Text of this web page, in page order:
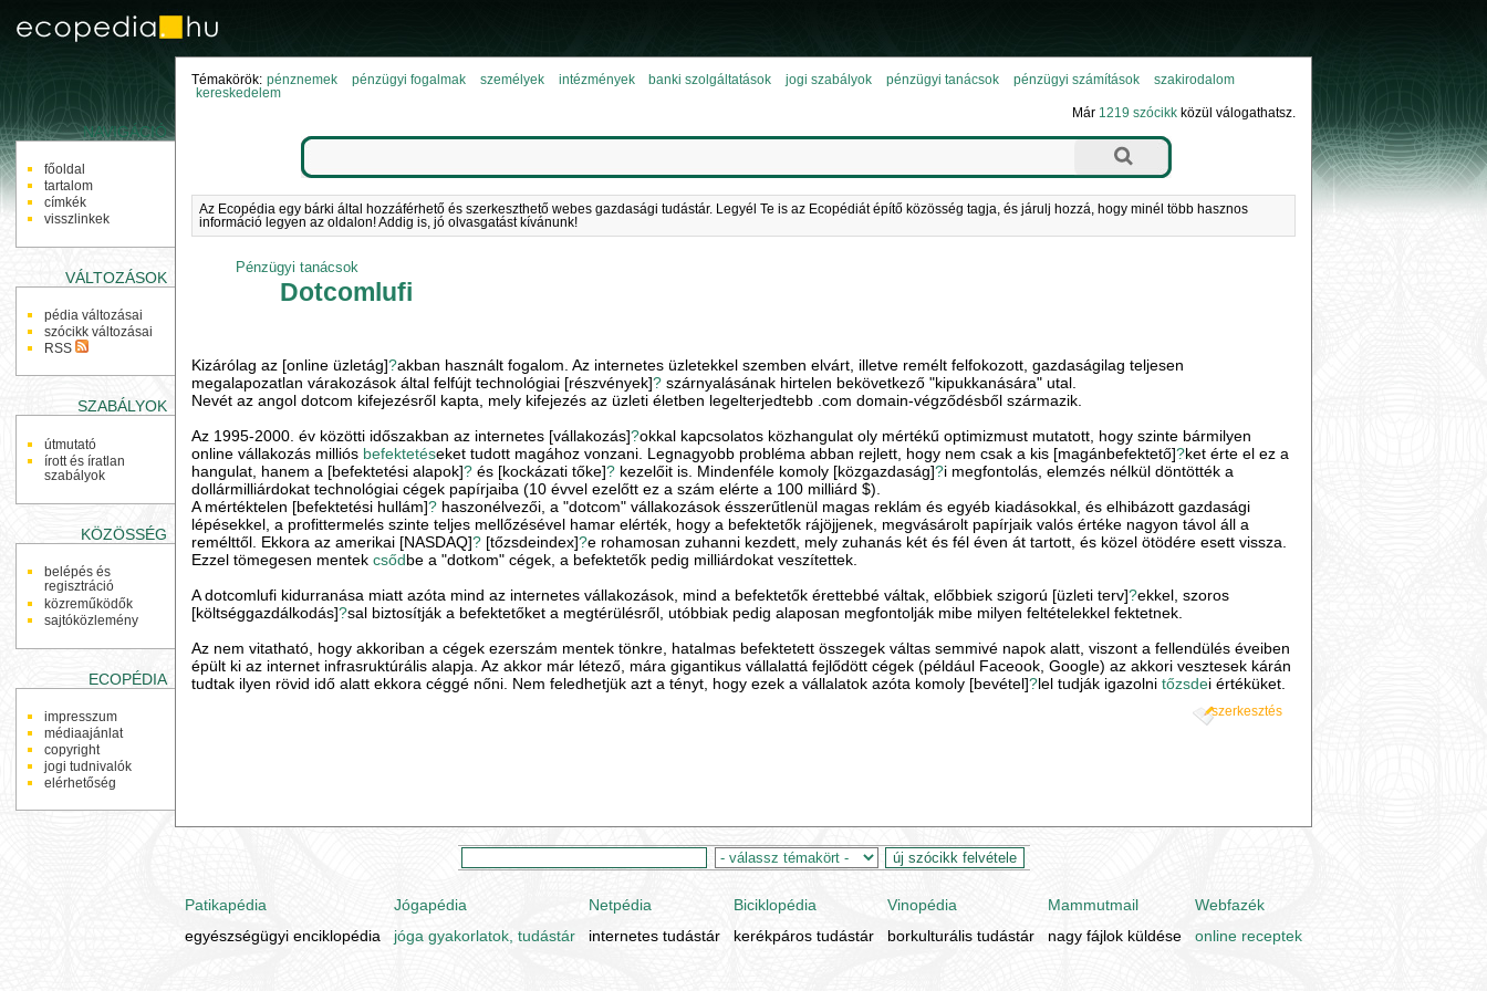
NAVIGÁCIÓ
főoldal
tartalom
címkék
visszlinkek
VÁLTOZÁSOK
pédia változásai
szócikk változásai
RSS
SZABÁLYOK
útmutató
írott és íratlan
szabályok
KÖZÖSSÉG
belépés és
regisztráció
közreműködők
sajtóközlemény
ECOPÉDIA
impresszum
médiaajánlat
copyright
jogi tudnivalók
elérhetőség
Témakörök: pénznemek pénzügyi fogalmak személyek intézmények banki szolgáltatások jogi szabályok pénzügyi tanácsok pénzügyi számítások
szakirodalom
kereskedelem
Már 1219 szócikkközül válogathatsz.
Az Ecopédia egy bárki által hozzáférhető és szerkeszthető webes gazdasági tudástár. Legyél Te is az Ecopédiát építő közösség tagja, és járulj hozzá, hogy minél több hasznos
információ legyen az oldalon! Addig is, jó olvasgatást kívánunk!
Pénzügyi tanácsok
Dotcomlufi
Kizárólag az [online üzletág]?akban használt fogalom. Az internetes üzletekkel szemben elvárt, illetve remélt felfokozott, gazdaságilag teljesen
megalapozatlan várakozások által felfújt technológiai [részvények]? szárnyalásának hirtelen bekövetkező "kipukkanására" utal.
Nevét az angol dotcom kifejezésről kapta, mely kifejezés az üzleti életben legelterjedtebb .com domain-végződésből származik.
Az 1995-2000. év közötti időszakban az internetes [vállakozás]?okkal kapcsolatos közhangulat oly mértékű optimizmust mutatott, hogy szinte bármilyen
online vállakozás milliós befektetéseket tudott magához vonzani. Legnagyobb probléma abban rejlett, hogy nem csak a kis [magánbefektető]?ket érte el ez a
hangulat, hanem a [befektetési alapok]? és [kockázati tőke]? kezelőit is. Mindenféle komoly [közgazdaság]?i megfontolás, elemzés nélkül döntötték a
dollármilliárdokat technológiai cégek papírjaiba (10 évvel ezelőtt ez a szám elérte a 100 milliárd $).
A mértéktelen [befektetési hullám]? haszonélvezői, a "dotcom" vállakozások ésszerűtlenül magas reklám és egyéb kiadásokkal, és elhibázott gazdasági
lépésekkel, a profittermelés szinte teljes mellőzésével hamar elérték, hogy a befektetők rájöjjenek, megvásárolt papírjaik valós értéke nagyon távol áll a
remélttől. Ekkora az amerikai [NASDAQ]? [tőzsdeindex]?e rohamosan zuhanni kezdett, mely zuhanás két és fél éven át tartott, és közel ötödére esett vissza.
Ezzel tömegesen mentekcsődbe a "dotkom" cégek, a befektetők pedig milliárdokat veszítettek.
A dotcomlufi kidurranása miatt azóta mind az internetes vállakozások, mind a befektetők érettebbé váltak, előbbiek szigorú [üzleti terv]?ekkel, szoros
[költséggazdálkodás]?sal biztosítják a befektetőket a megtérülésről, utóbbiak pedig alaposan megfontolják mibe milyen feltételekkel fektetnek.
Az nem vitatható, hogy akkoriban a cégek ezerszám mentek tönkre, hatalmas befektetett összegek váltas semmivé napok alatt, viszont a fellendülés éveiben
épült ki az internet infrasruktúrális alapja. Az akkor már létező, mára gigantikus vállalattá fejlődött cégek (például Faceook, Google) az akkori vesztesek kárán
tudtak ilyen rövid idő alatt ekkora céggé nőni. Nem feledhetjük azt a tényt, hogy ezek a vállalatok azóta komoly [bevétel]?lel tudják igazolnitőzsdei értéküket.
szerkesztés
Patikapédia Jógapédia Netpédia Biciklopédia Vinopédia Mammutmail
Webfazék
egyészségügyi enciklopédia
jóga gyakorlatok, tudástár internetes tudástár kerékpáros tudástár borkulturális tudástár nagy fájlok küldése online receptek